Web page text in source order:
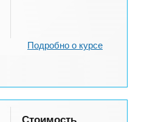
Подробно о курсе
Стоимость